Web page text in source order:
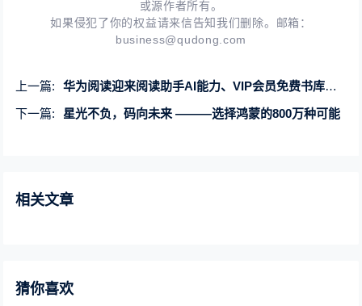
或源作者所有。
如果侵犯了你的权益请来信告知我们删除。邮箱：
business@qudong.com
上一篇:
华为阅读迎来阅读助手AI能力、VIP会员免费书库双重升级焕新！
下一篇:
星光不负，码向未来 ———选择鸿蒙的800万种可能
相关文章
猜你喜欢